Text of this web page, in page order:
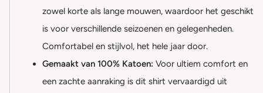
zowel korte als lange mouwen, waardoor het geschikt
is voor verschillende seizoenen en gelegenheden.
Comfortabel en stijlvol, het hele jaar door.
Gemaakt van 100% Katoen:Voor ultiem comfort en
een zachte aanraking is dit shirt vervaardigd uit